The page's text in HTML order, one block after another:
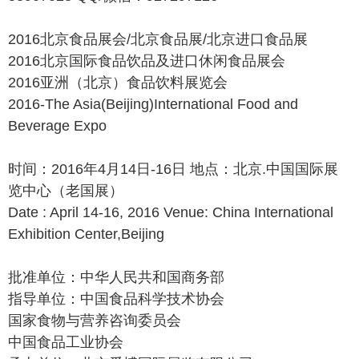
2016北京食品展会/北京食品展/北京进口食品展
2016北京国际食品饮品及进口休闲食品展会
2016亚洲（北京）食品饮料展览会
2016-The Asia(Beijing)International Food and
Beverage Expo
时间：2016年4月14日-16日 地点：北京.中国国际展
览中心（老国展）
Date : April 14-16, 2016 Venue: China International
Exhibition Center,Beijing
批准单位：中华人民共和国商务部
指导单位：中国食品科学技术协会
国家食物与营养咨询委员会
中国食品工业协会